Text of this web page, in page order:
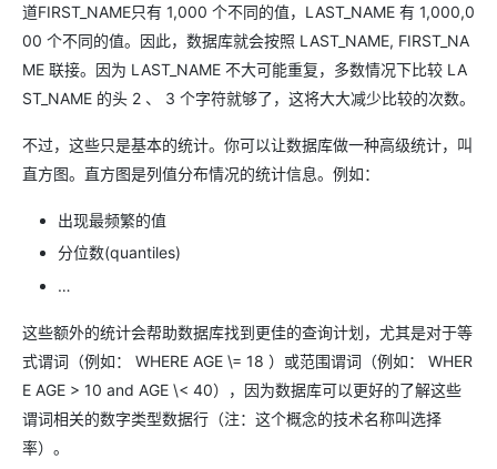
道FIRST_NAME只有 1,000 个不同的值，LAST_NAME 有 1,000,0
00 个不同的值。因此，数据库就会按照 LAST_NAME, FIRST_NA
ME 联接。因为 LAST_NAME 不大可能重复，多数情况下比较 LA
ST_NAME 的头 2 、 3 个字符就够了，这将大大减少比较的次数。
不过，这些只是基本的统计。你可以让数据库做一种高级统计，叫
直方图。直方图是列值分布情况的统计信息。例如：
出现最频繁的值
分位数(quantiles)
…
这些额外的统计会帮助数据库找到更佳的查询计划，尤其是对于等
式谓词（例如： WHERE AGE \= 18 ）或范围谓词（例如： WHER
E AGE > 10 and AGE \< 40），因为数据库可以更好的了解这些
谓词相关的数字类型数据行（注：这个概念的技术名称叫选择
率）。